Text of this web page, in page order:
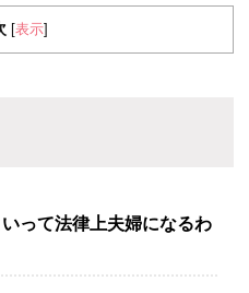
[表示]
って法律上夫婦になるわ